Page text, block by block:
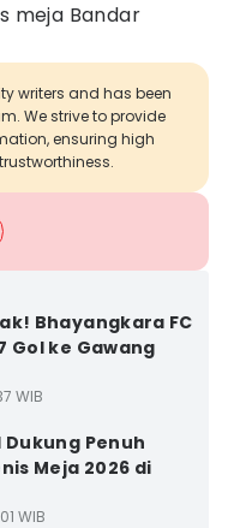
meja Bandar
writers and has been
We strive to provide
ensuring high
Bhayangkara FC
Gol ke Gawang
WIB
Dukung Penuh
Meja 2026 di
WIB